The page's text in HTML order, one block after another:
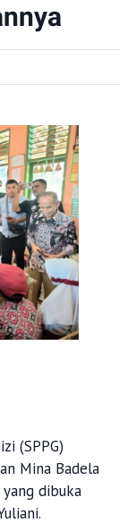
(SPPG)
Mina Badela
dibuka